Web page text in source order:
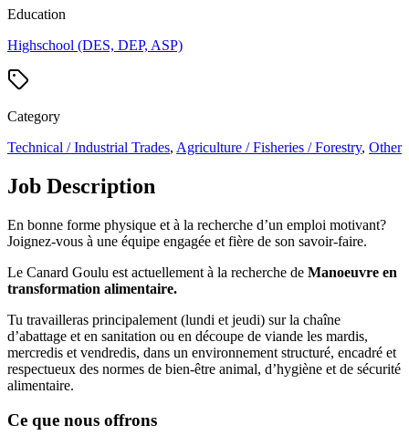
Education
Highschool (DES, DEP, ASP)
Category
Technical / Industrial Trades, Agriculture / Fisheries / Forestry, Other
Job Description
En bonne forme physique et à la recherche d’un emploi motivant?
Joignez-vous à une équipe engagée et fière de son savoir-faire.
Le Canard Goulu est actuellement à la recherche de Manoeuvre en
transformation alimentaire.
Tu travailleras principalement (lundi et jeudi) sur la chaîne
d’abattage et en sanitation ou en découpe de viande les mardis,
mercredis et vendredis, dans un environnement structuré, encadré et
respectueux des normes de bien-être animal, d’hygiène et de sécurité
alimentaire.
Ce que nous offrons